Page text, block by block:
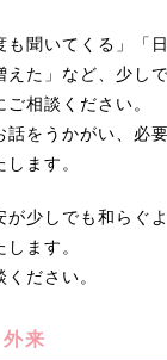
も聞いてくる」「
た」など、少し
相談ください。
話をうかがい、必
ます。
が少しでも和らぐ
ます。
ださい。
来